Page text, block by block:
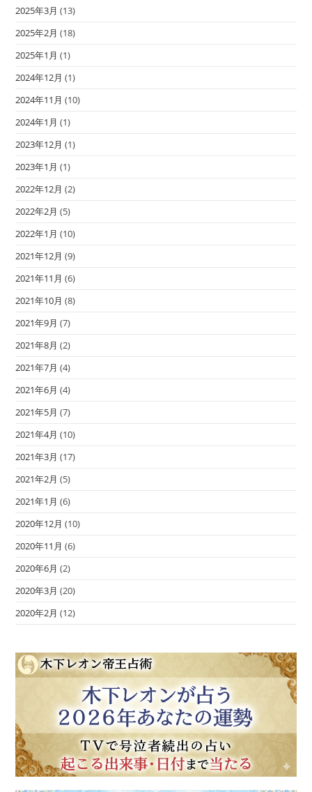
2025年3月 (13)
2025年2月 (18)
2025年1月 (1)
2024年12月 (1)
2024年11月 (10)
2024年1月 (1)
2023年12月 (1)
2023年1月 (1)
2022年12月 (2)
2022年2月 (5)
2022年1月 (10)
2021年12月 (9)
2021年11月 (6)
2021年10月 (8)
2021年9月 (7)
2021年8月 (2)
2021年7月 (4)
2021年6月 (4)
2021年5月 (7)
2021年4月 (10)
2021年3月 (17)
2021年2月 (5)
2021年1月 (6)
2020年12月 (10)
2020年11月 (6)
2020年6月 (2)
2020年3月 (20)
2020年2月 (12)